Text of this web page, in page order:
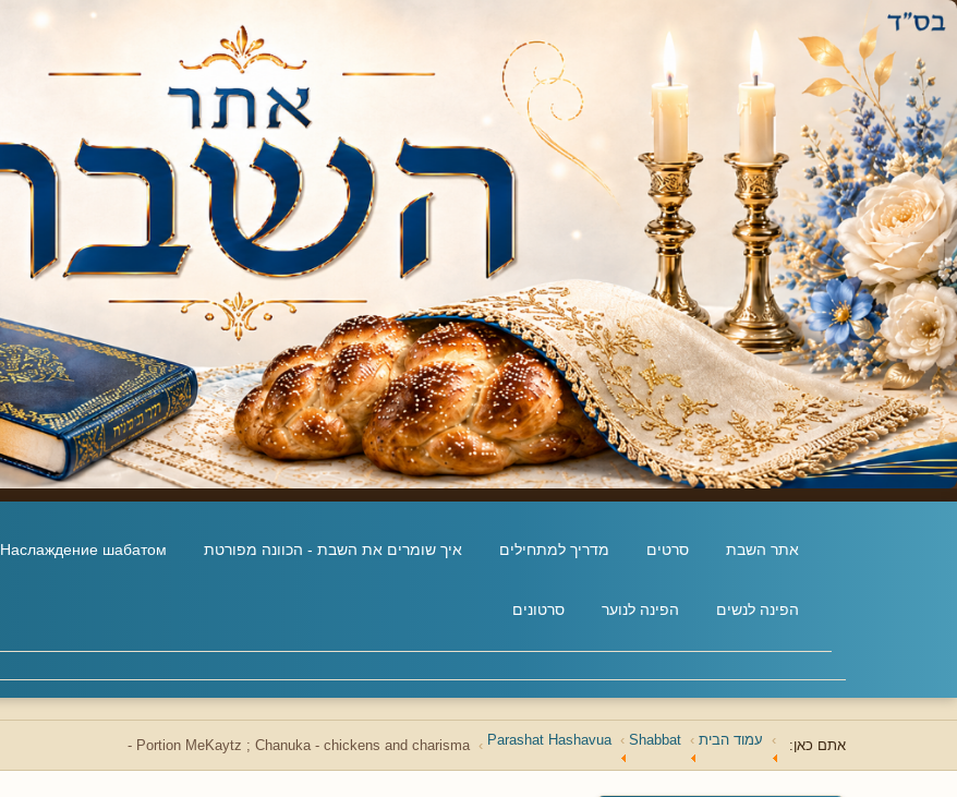
אתר השבת סרטים מדריך למתחילים איך שומרים את השבת - הכוונה מפורטת Наслаждение шабатом
הפינה לנשים הפינה לנוער סרטונים
אתם כאן: עמוד הבית Shabbat
Parashat Hashavua
Portion MeKaytz ; Chanuka - chickens and charisma -